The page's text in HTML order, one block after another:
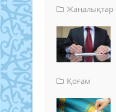
Жаңалықтар
Қоғам